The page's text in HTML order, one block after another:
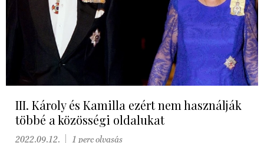
III. Károly és Kamilla ezért nem használják
többé a közösségi oldalukat
2022.09.12. 1 perc olvasás